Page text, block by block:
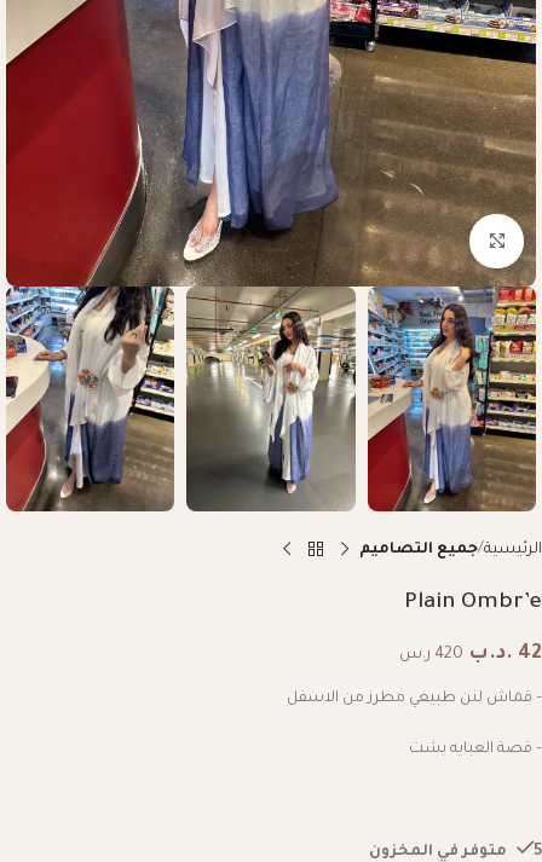
Click to enlarge
الرئيسية جميع التصاميم
Plain Ombr’e
42 .د.ب 420 ر.س
– قماش لنن طبيعي مطرز من الاسفل
– قصة العبايه بشت
5 متوفر في المخزون